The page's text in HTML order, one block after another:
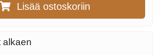
Lisää ostoskoriin
alkaen